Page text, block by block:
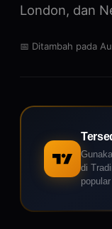
London, dan
📅 Ditambah pada
di